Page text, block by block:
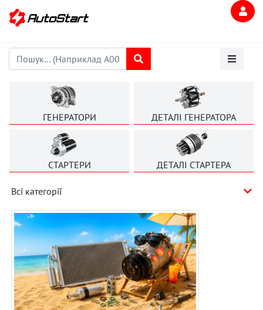
ГЕНЕРАТОРИ ДЕТАЛІ ГЕНЕРАТОРА
СТАРТЕРИ ДЕТАЛІ СТАРТЕРА
Всі категорії